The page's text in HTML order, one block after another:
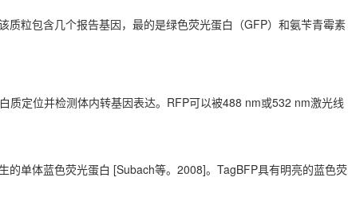
粒包含几个报告基因，最的是绿色荧光蛋白（GFP）和氨苄青霉素
质定位并检测体内转基因表达。RFP可以被488 nm或532 nm激光线
的单体蓝色荧光蛋白 [Subach等。2008]。TagBFP具有明亮的蓝色荧